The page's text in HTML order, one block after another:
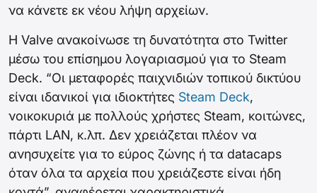
να κάνετε εκ νέου λήψη αρχείων.
Η Valve ανακοίνωσε τη δυνατότητα στο Twitter
μέσω του επίσημου λογαριασμού για το Steam
Deck. “Οι μεταφορές παιχνιδιών τοπικού δικτύου
είναι ιδανικοί για ιδιοκτήτες Steam Deck,
νοικοκυριά με πολλούς χρήστες Steam, κοιτώνες,
πάρτι LAN, κ.λπ. Δεν χρειάζεται πλέον να
ανησυχείτε για το εύρος ζώνης ή τα datacaps
όταν όλα τα αρχεία που χρειάζεστε είναι ήδη